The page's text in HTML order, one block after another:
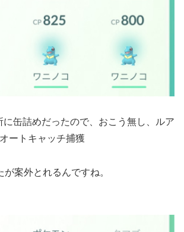
に缶詰めだったので、おこう無し、ルア
ートキャッチ捕獲
案外とれるんですね。